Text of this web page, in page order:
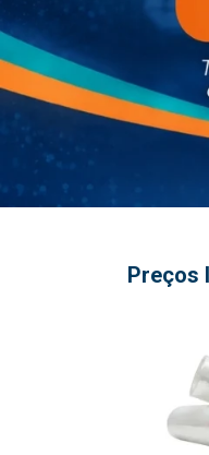
Preços